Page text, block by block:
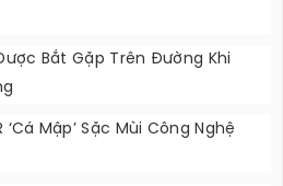
Bắt Gặp Trên Đường Khi
‘Cá Mập’ Sặc Mùi Công Nghệ